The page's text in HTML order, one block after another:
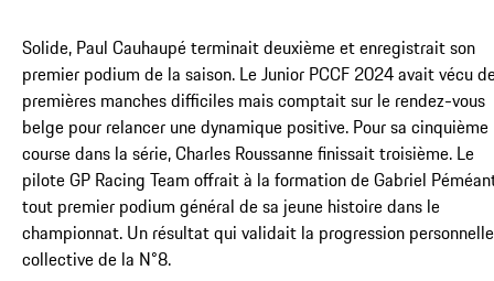
Solide, Paul Cauhaupé terminait deuxième et enregistrait son
premier podium de la saison. Le Junior PCCF 2024 avait vécu
premières manches difficiles mais comptait sur le rendez-vous
belge pour relancer une dynamique positive. Pour sa cinquième
course dans la série, Charles Roussanne finissait troisième. Le
pilote GP Racing Team offrait à la formation de Gabriel
tout premier podium général de sa jeune histoire dans le
championnat. Un résultat qui validait la progression
collective de la N°8.